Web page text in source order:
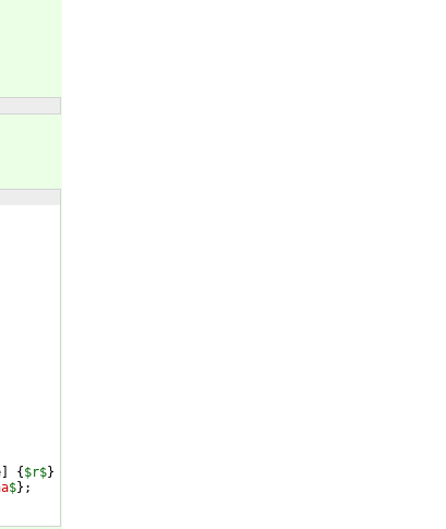
{ $r$}
$} ;